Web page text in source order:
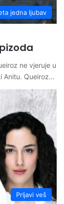
jedna ljubav
ne vjeruje u
Anitu. Queiroz…
Prljavi veš